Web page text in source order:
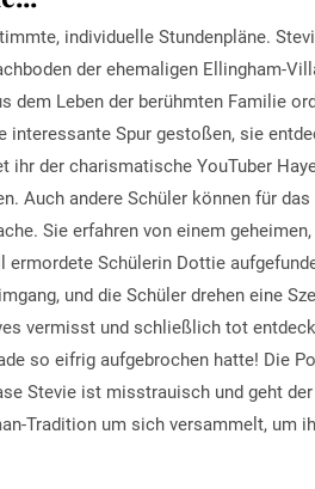
individuelle Stundenpläne.
der ehemaligen Ellingham-
dem Leben der berühmten Familie
Spur gestoßen, sie
ihr der charismatische YouTuber
Auch andere Schüler können für
Sie erfahren von einem geheimen,
Schülerin Dottie
und die Schüler drehen eine
vermisst und schließlich tot
so eifrig aufgebrochen hatte! Die
Stevie ist misstrauisch und geht
Tradition um sich versammelt, um